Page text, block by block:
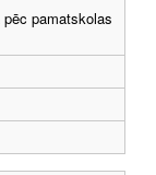
pamatskolas